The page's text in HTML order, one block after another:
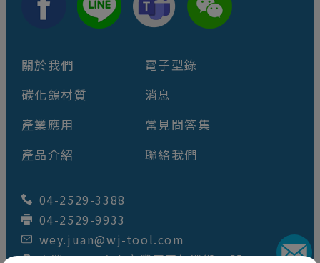
關於我們
碳化鎢材質
產業應用
產品介紹
電子型錄
消息
常見問答集
聯絡我們
04-2529-3388
04-2529-9933
wey.juan@wj-tool.com
台灣42049台中市豐原區仁洲街64號